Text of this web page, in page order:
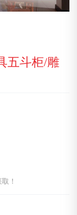
五斗柜/雕
！